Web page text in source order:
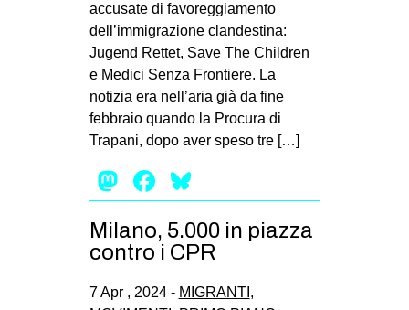
accusate di favoreggiamento
dell’immigrazione clandestina:
Jugend Rettet, Save The Children
e Medici Senza Frontiere. La
notizia era nell’aria già da fine
febbraio quando la Procura di
Trapani, dopo aver speso tre […]
Mastodon
Facebook
Milano, 5.000 in piazza
contro i CPR
7 Apr , 2024 - MIGRANTI ,